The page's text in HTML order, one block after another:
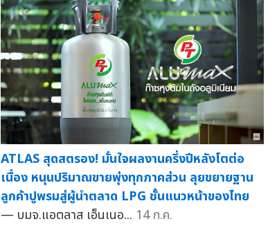
ATLAS สุดสตรอง! มั่นใจผลงานครึ่งปีหลังโตต่อ
เนื่อง หนุนปริมาณขายพุ่งทุกภาคส่วน ลุยขยายฐาน
ลูกค้าปูพรมสู่ผู้นำตลาด LPG ชั้นแนวหน้าของไทย
— บมจ.แอตลาส เอ็นเนอ... 14 ก.ค.